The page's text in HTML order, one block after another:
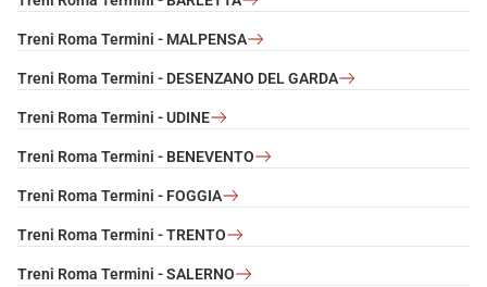
Treni Roma Termini - MALPENSA
Treni Roma Termini - DESENZANO DEL GARDA
Treni Roma Termini - UDINE
Treni Roma Termini - BENEVENTO
Treni Roma Termini - FOGGIA
Treni Roma Termini - TRENTO
Treni Roma Termini - SALERNO